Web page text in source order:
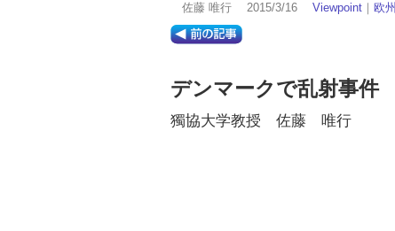
佐藤 唯行 2015/3/16 Viewpoint ｜ 欧州
デンマークで乱射事件
獨協大学教授 佐藤 唯行